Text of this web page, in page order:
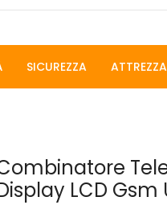
SICUREZZA
LCD Gsm